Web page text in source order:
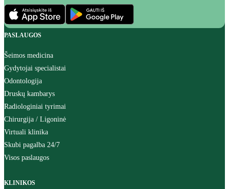
PASLAUGOS
Šeimos medicina
Gydytojai specialistai
Odontologija
Druskų kambarys
Radiologiniai tyrimai
Chirurgija / Ligoninė
Virtuali klinika
Skubi pagalba 24/7
Visos paslaugos
KLINIKOS